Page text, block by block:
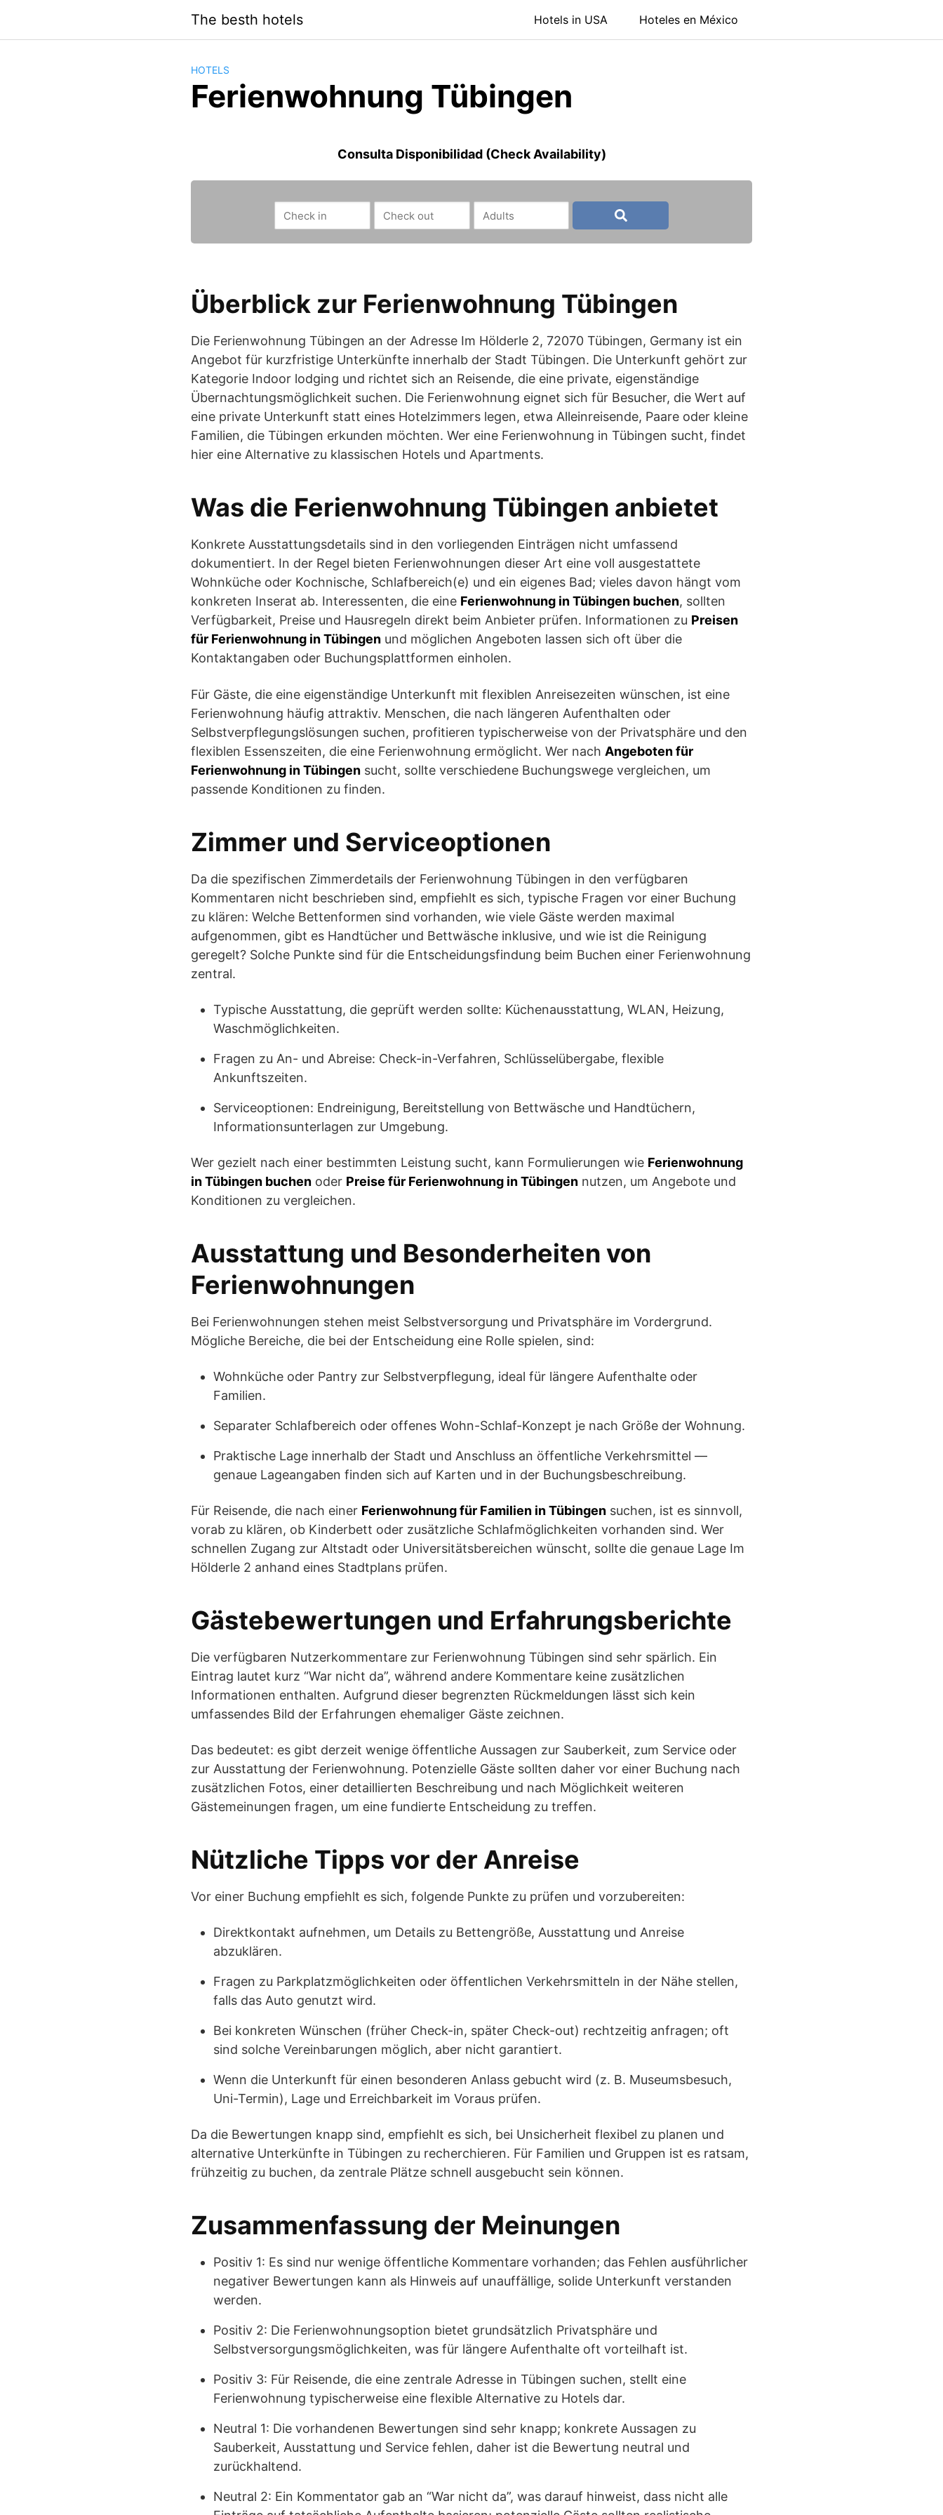
contenido
The besth hotels Hotels in USA Hoteles en México
HOTELS
Ferienwohnung Tübingen
Consulta Disponibilidad (Check Availability)
Überblick zur Ferienwohnung Tübingen
Die Ferienwohnung Tübingen an der Adresse Im Hölderle 2, 72070 Tübingen, Germany ist ein
Angebot für kurzfristige Unterkünfte innerhalb der Stadt Tübingen. Die Unterkunft gehört zur
Kategorie Indoor lodging und richtet sich an Reisende, die eine private, eigenständige
Übernachtungsmöglichkeit suchen. Die Ferienwohnung eignet sich für Besucher, die Wert auf
eine private Unterkunft statt eines Hotelzimmers legen, etwa Alleinreisende, Paare oder kleine
Familien, die Tübingen erkunden möchten. Wer eine Ferienwohnung in Tübingen sucht, findet
hier eine Alternative zu klassischen Hotels und Apartments.
Was die Ferienwohnung Tübingen anbietet
Konkrete Ausstattungsdetails sind in den vorliegenden Einträgen nicht umfassend
dokumentiert. In der Regel bieten Ferienwohnungen dieser Art eine voll ausgestattete
Wohnküche oder Kochnische, Schlafbereich(e) und ein eigenes Bad; vieles davon hängt vom
konkreten Inserat ab. Interessenten, die eine Ferienwohnung in Tübingen buchen, sollten
Verfügbarkeit, Preise und Hausregeln direkt beim Anbieter prüfen. Informationen zu Preisen
für Ferienwohnung in Tübingen und möglichen Angeboten lassen sich oft über die
Kontaktangaben oder Buchungsplattformen einholen.
Für Gäste, die eine eigenständige Unterkunft mit flexiblen Anreisezeiten wünschen, ist eine
Ferienwohnung häufig attraktiv. Menschen, die nach längeren Aufenthalten oder
Selbstverpflegungslösungen suchen, profitieren typischerweise von der Privatsphäre und den
flexiblen Essenszeiten, die eine Ferienwohnung ermöglicht. Wer nach Angeboten für
Ferienwohnung in Tübingen sucht, sollte verschiedene Buchungswege vergleichen, um
passende Konditionen zu finden.
Zimmer und Serviceoptionen
Da die spezifischen Zimmerdetails der Ferienwohnung Tübingen in den verfügbaren
Kommentaren nicht beschrieben sind, empfiehlt es sich, typische Fragen vor einer Buchung
zu klären: Welche Bettenformen sind vorhanden, wie viele Gäste werden maximal
aufgenommen, gibt es Handtücher und Bettwäsche inklusive, und wie ist die Reinigung
geregelt? Solche Punkte sind für die Entscheidungsfindung beim Buchen einer Ferienwohnung
zentral.
Typische Ausstattung, die geprüft werden sollte: Küchenausstattung, WLAN, Heizung,
Waschmöglichkeiten.
Fragen zu An- und Abreise: Check-in-Verfahren, Schlüsselübergabe, flexible
Ankunftszeiten.
Serviceoptionen: Endreinigung, Bereitstellung von Bettwäsche und Handtüchern,
Informationsunterlagen zur Umgebung.
Wer gezielt nach einer bestimmten Leistung sucht, kann Formulierungen wie Ferienwohnung
in Tübingen buchen oder Preise für Ferienwohnung in Tübingen nutzen, um Angebote und
Konditionen zu vergleichen.
Ausstattung und Besonderheiten von
Ferienwohnungen
Bei Ferienwohnungen stehen meist Selbstversorgung und Privatsphäre im Vordergrund.
Mögliche Bereiche, die bei der Entscheidung eine Rolle spielen, sind:
Wohnküche oder Pantry zur Selbstverpflegung, ideal für längere Aufenthalte oder
Familien.
Separater Schlafbereich oder offenes Wohn-Schlaf-Konzept je nach Größe der Wohnung.
Praktische Lage innerhalb der Stadt und Anschluss an öffentliche Verkehrsmittel —
genaue Lageangaben finden sich auf Karten und in der Buchungsbeschreibung.
Für Reisende, die nach einer Ferienwohnung für Familien in Tübingen suchen, ist es sinnvoll,
vorab zu klären, ob Kinderbett oder zusätzliche Schlafmöglichkeiten vorhanden sind. Wer
schnellen Zugang zur Altstadt oder Universitätsbereichen wünscht, sollte die genaue Lage Im
Hölderle 2 anhand eines Stadtplans prüfen.
Gästebewertungen und Erfahrungsberichte
Die verfügbaren Nutzerkommentare zur Ferienwohnung Tübingen sind sehr spärlich. Ein
Eintrag lautet kurz “War nicht da”, während andere Kommentare keine zusätzlichen
Informationen enthalten. Aufgrund dieser begrenzten Rückmeldungen lässt sich kein
umfassendes Bild der Erfahrungen ehemaliger Gäste zeichnen.
Das bedeutet: es gibt derzeit wenige öffentliche Aussagen zur Sauberkeit, zum Service oder
zur Ausstattung der Ferienwohnung. Potenzielle Gäste sollten daher vor einer Buchung nach
zusätzlichen Fotos, einer detaillierten Beschreibung und nach Möglichkeit weiteren
Gästemeinungen fragen, um eine fundierte Entscheidung zu treffen.
Nützliche Tipps vor der Anreise
Vor einer Buchung empfiehlt es sich, folgende Punkte zu prüfen und vorzubereiten:
Direktkontakt aufnehmen, um Details zu Bettengröße, Ausstattung und Anreise
abzuklären.
Fragen zu Parkplatzmöglichkeiten oder öffentlichen Verkehrsmitteln in der Nähe stellen,
falls das Auto genutzt wird.
Bei konkreten Wünschen (früher Check-in, später Check-out) rechtzeitig anfragen; oft
sind solche Vereinbarungen möglich, aber nicht garantiert.
Wenn die Unterkunft für einen besonderen Anlass gebucht wird (z. B. Museumsbesuch,
Uni-Termin), Lage und Erreichbarkeit im Voraus prüfen.
Da die Bewertungen knapp sind, empfiehlt es sich, bei Unsicherheit flexibel zu planen und
alternative Unterkünfte in Tübingen zu recherchieren. Für Familien und Gruppen ist es ratsam,
frühzeitig zu buchen, da zentrale Plätze schnell ausgebucht sein können.
Zusammenfassung der Meinungen
Positiv 1: Es sind nur wenige öffentliche Kommentare vorhanden; das Fehlen ausführlicher
negativer Bewertungen kann als Hinweis auf unauffällige, solide Unterkunft verstanden
werden.
Positiv 2: Die Ferienwohnungsoption bietet grundsätzlich Privatsphäre und
Selbstversorgungsmöglichkeiten, was für längere Aufenthalte oft vorteilhaft ist.
Positiv 3: Für Reisende, die eine zentrale Adresse in Tübingen suchen, stellt eine
Ferienwohnung typischerweise eine flexible Alternative zu Hotels dar.
Neutral 1: Die vorhandenen Bewertungen sind sehr knapp; konkrete Aussagen zu
Sauberkeit, Ausstattung und Service fehlen, daher ist die Bewertung neutral und
zurückhaltend.
Neutral 2: Ein Kommentator gab an “War nicht da”, was darauf hinweist, dass nicht alle